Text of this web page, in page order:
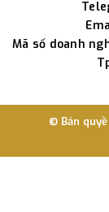
Mã số doanh
© Bản